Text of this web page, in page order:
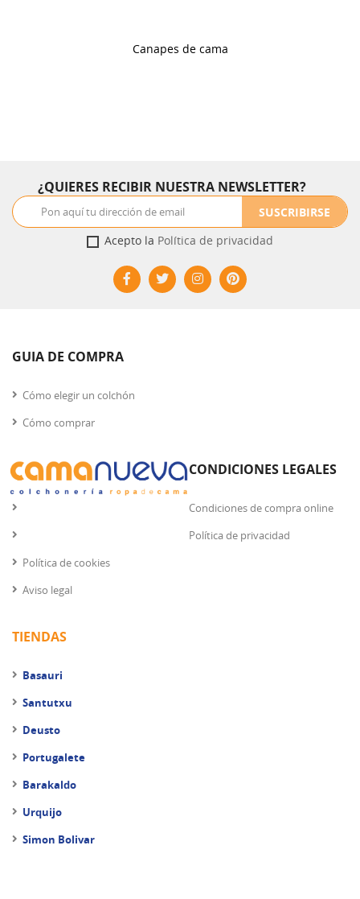
Canapes de cama
¿QUIERES RECIBIR NUESTRA NEWSLETTER?
SUSCRIBIRSE
Acepto la Política de privacidad
GUIA DE COMPRA
Cómo elegir un colchón
Cómo comprar
CONDICIONES LEGALES
Condiciones de compra online
Política de privacidad
Política de cookies
Aviso legal
TIENDAS
Basauri
Santutxu
Deusto
Portugalete
Barakaldo
Urquijo
Simon Bolivar